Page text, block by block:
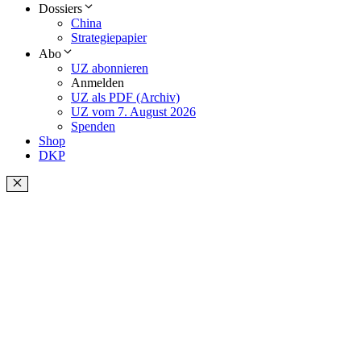
Dossiers
China
Strategiepapier
Abo
UZ abonnieren
Anmelden
UZ als PDF (Archiv)
UZ vom 7. August 2026
Spenden
Shop
DKP
Schließen